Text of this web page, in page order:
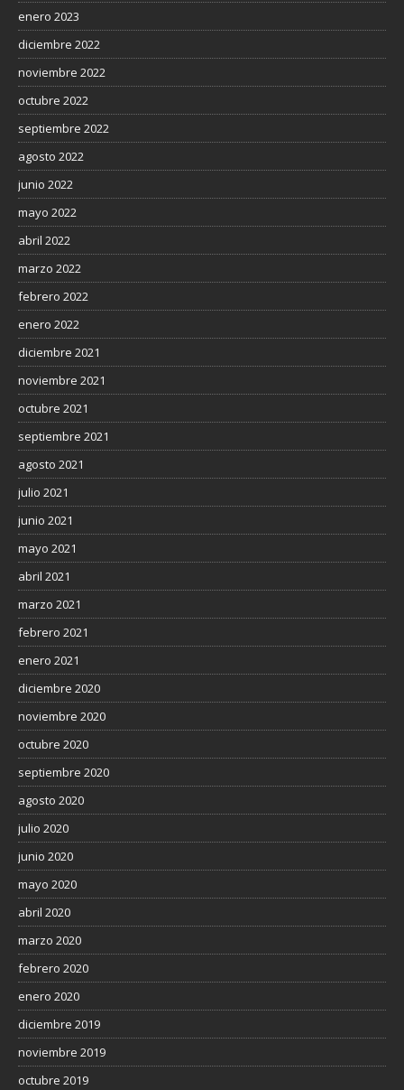
enero 2023
diciembre 2022
noviembre 2022
octubre 2022
septiembre 2022
agosto 2022
junio 2022
mayo 2022
abril 2022
marzo 2022
febrero 2022
enero 2022
diciembre 2021
noviembre 2021
octubre 2021
septiembre 2021
agosto 2021
julio 2021
junio 2021
mayo 2021
abril 2021
marzo 2021
febrero 2021
enero 2021
diciembre 2020
noviembre 2020
octubre 2020
septiembre 2020
agosto 2020
julio 2020
junio 2020
mayo 2020
abril 2020
marzo 2020
febrero 2020
enero 2020
diciembre 2019
noviembre 2019
octubre 2019